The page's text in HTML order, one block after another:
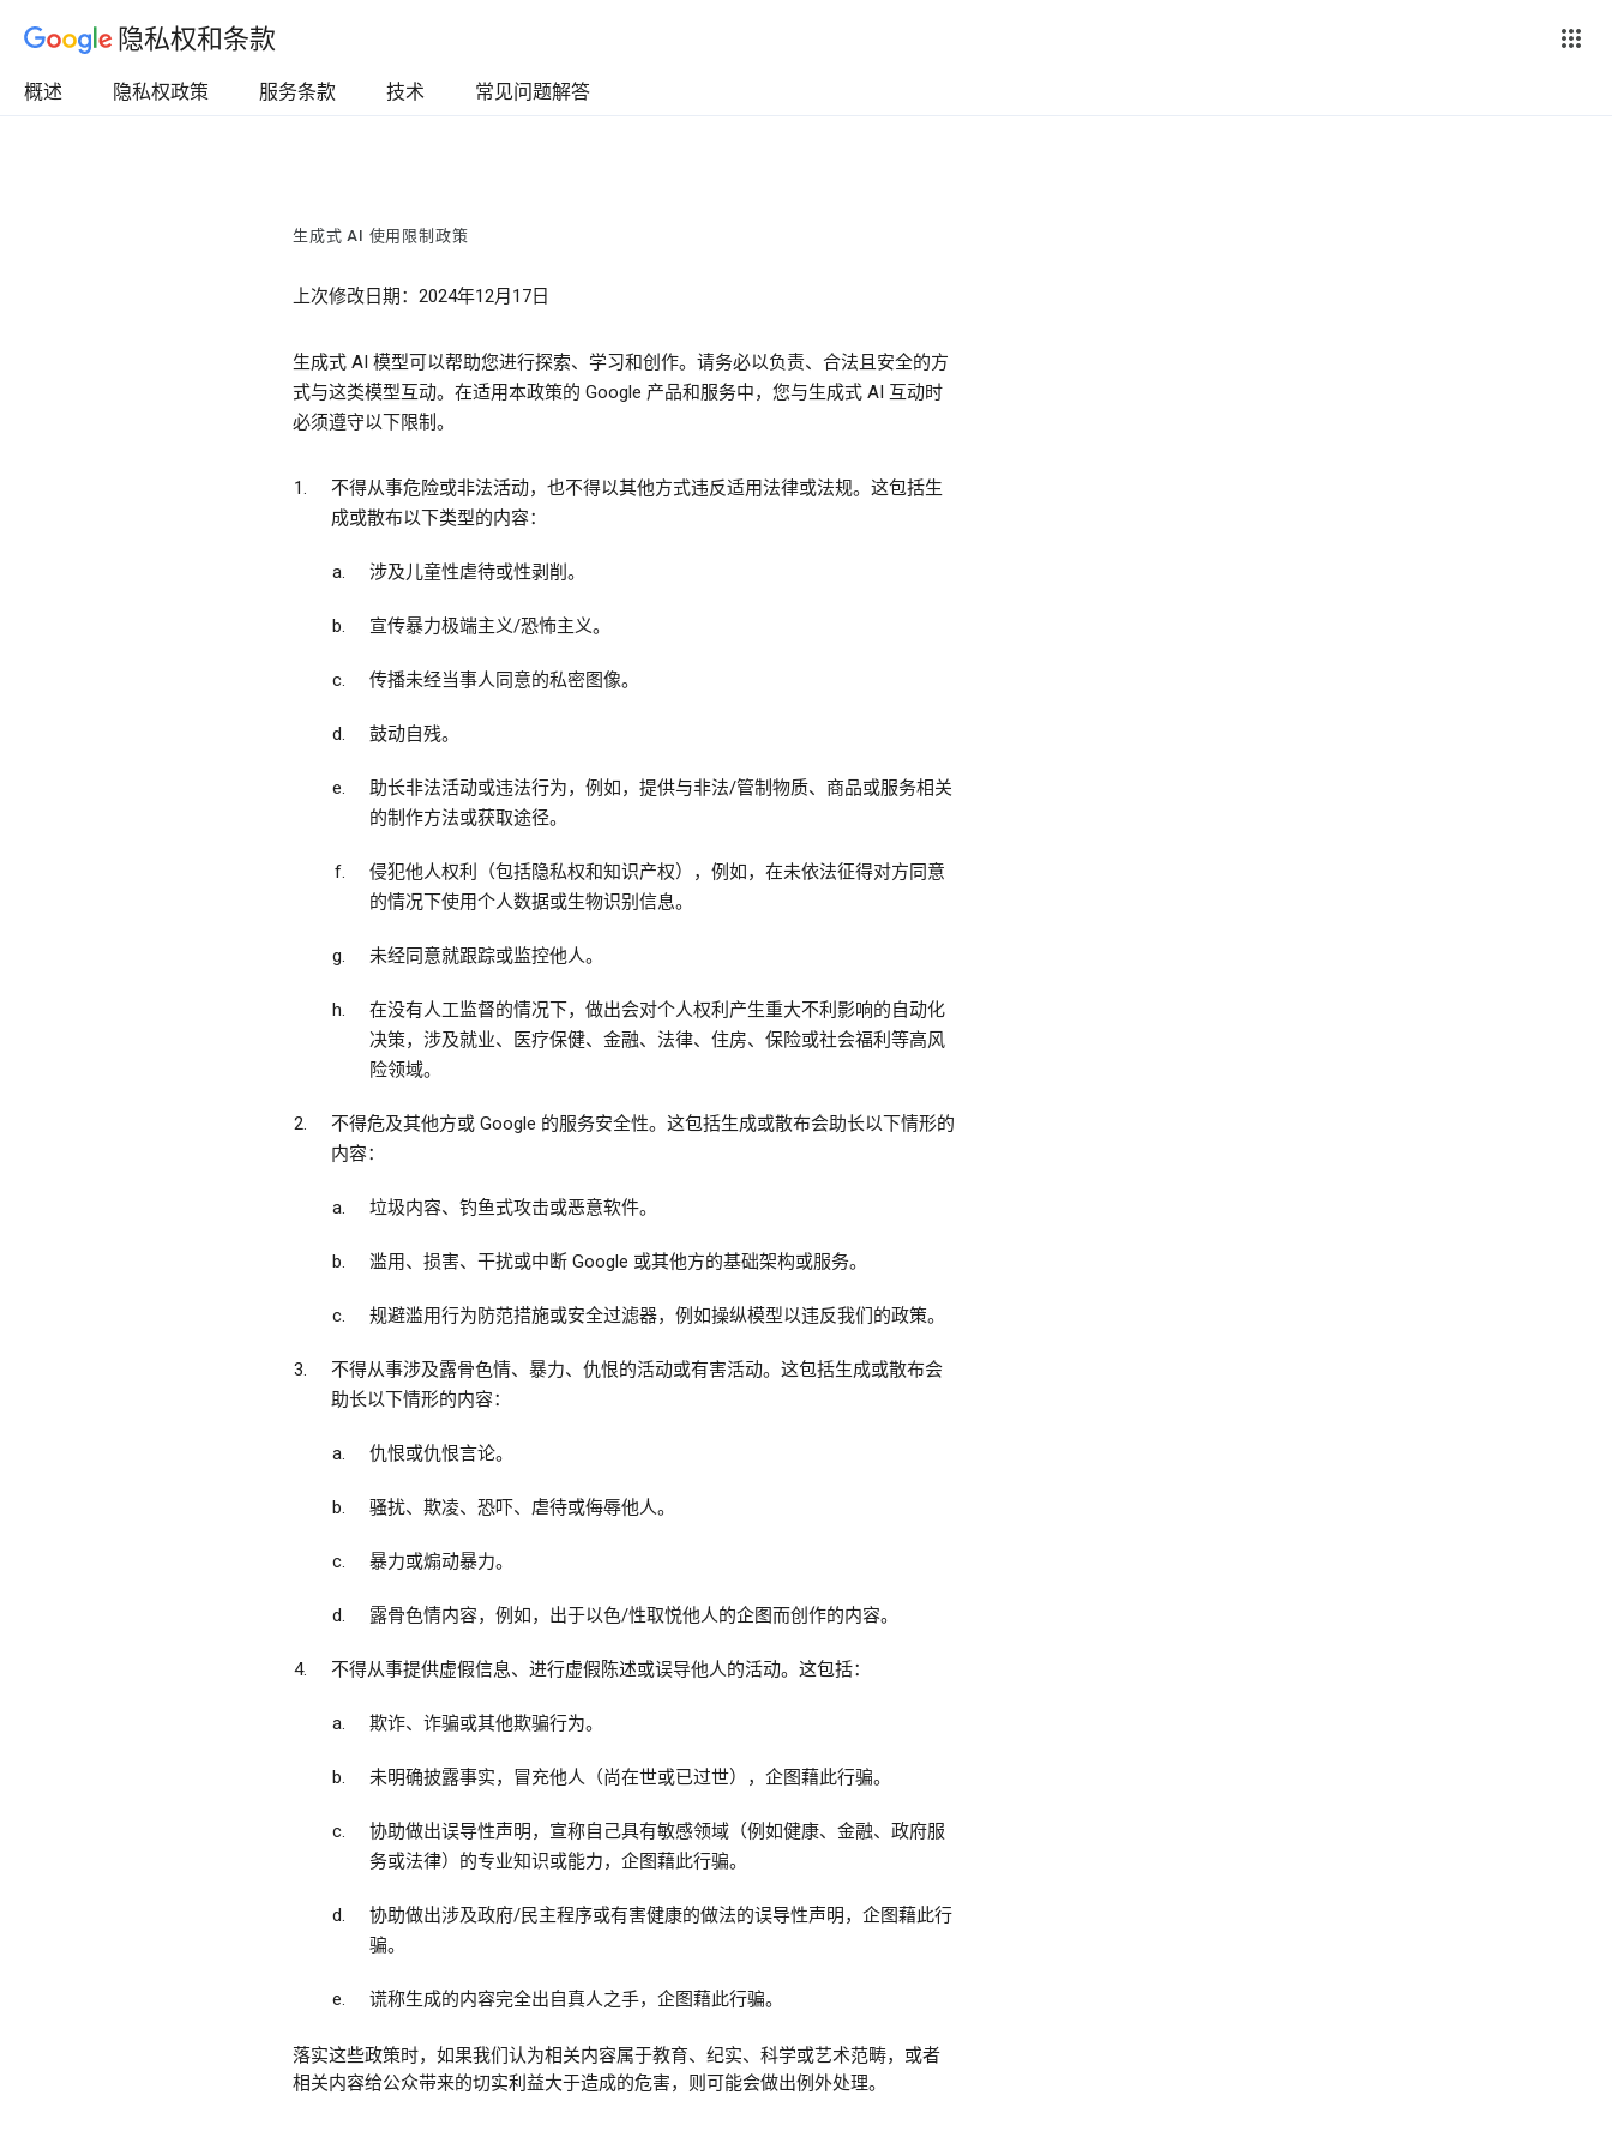
隐私权和条款
概述 隐私权政策 服务条款 技术 常见问题解答
生成式 AI 使用限制政策
上次修改日期：2024年12月17日
生成式 AI 模型可以帮助您进行探索、学习和创作。请务必以负责、合法且安全的方
式与这类模型互动。在适用本政策的 Google 产品和服务中，您与生成式 AI 互动时
必须遵守以下限制。
不得从事危险或非法活动，也不得以其他方式违反适用法律或法规。这包括生
成或散布以下类型的内容：
涉及儿童性虐待或性剥削。
宣传暴力极端主义/恐怖主义。
传播未经当事人同意的私密图像。
鼓动自残。
助长非法活动或违法行为，例如，提供与非法/管制物质、商品或服务相关
的制作方法或获取途径。
侵犯他人权利（包括隐私权和知识产权），例如，在未依法征得对方同意
的情况下使用个人数据或生物识别信息。
未经同意就跟踪或监控他人。
在没有人工监督的情况下，做出会对个人权利产生重大不利影响的自动化
决策，涉及就业、医疗保健、金融、法律、住房、保险或社会福利等高风
险领域。
不得危及其他方或 Google 的服务安全性。这包括生成或散布会助长以下情形的
内容：
垃圾内容、钓鱼式攻击或恶意软件。
滥用、损害、干扰或中断 Google 或其他方的基础架构或服务。
规避滥用行为防范措施或安全过滤器，例如操纵模型以违反我们的政策。
不得从事涉及露骨色情、暴力、仇恨的活动或有害活动。这包括生成或散布会
助长以下情形的内容：
仇恨或仇恨言论。
骚扰、欺凌、恐吓、虐待或侮辱他人。
暴力或煽动暴力。
露骨色情内容，例如，出于以色/性取悦他人的企图而创作的内容。
不得从事提供虚假信息、进行虚假陈述或误导他人的活动。这包括：
欺诈、诈骗或其他欺骗行为。
未明确披露事实，冒充他人（尚在世或已过世），企图藉此行骗。
协助做出误导性声明，宣称自己具有敏感领域（例如健康、金融、政府服
务或法律）的专业知识或能力，企图藉此行骗。
协助做出涉及政府/民主程序或有害健康的做法的误导性声明，企图藉此行
骗。
谎称生成的内容完全出自真人之手，企图藉此行骗。
落实这些政策时，如果我们认为相关内容属于教育、纪实、科学或艺术范畴，或者
相关内容给公众带来的切实利益大于造成的危害，则可能会做出例外处理。